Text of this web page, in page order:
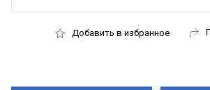
Добавить в избранное